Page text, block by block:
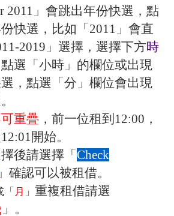
2011」會跳出年份快選，點
快選，比如「2011」會直
2019」選擇，選擇下方時
選「小時」的欄位或出現
選，點選「分」欄位會出現
重疊 ，前一位租到12:00，
開始。
後請選擇「 Check
」確認可以被租借。
「 月 」 重複租借請選
」。